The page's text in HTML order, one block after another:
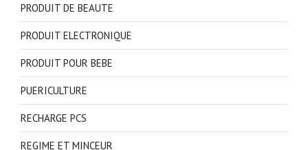
PRODUIT DE BEAUTE
PRODUIT ELECTRONIQUE
PRODUIT POUR BEBE
PUERICULTURE
RECHARGE PCS
REGIME ET MINCEUR